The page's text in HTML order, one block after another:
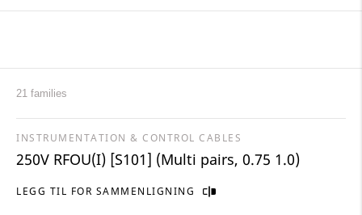
21 families
LEGG TIL FOR SAMMENLIGNING
INSTRUMENTATION & CONTROL CABLES
250V RFOU(I) [S101] (Multi pairs, 0.75 1.0)